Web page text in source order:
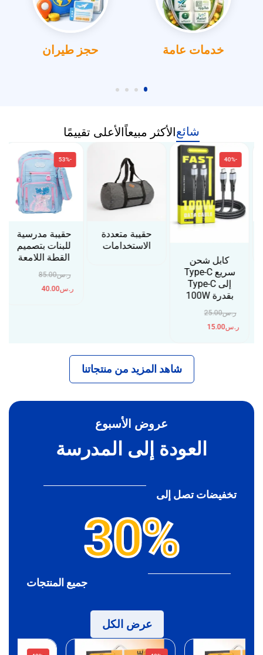
خدمات عامة حجز طيران
شائعالأكثر مبيعاًالأعلى تقييمًا
كابل شحن
سريع Type-C
إلى Type-C
بقدرة 100W
ر.س25.00
ر.س15.00
حقيبة متعددة
الاستخدامات
حقيبة مدرسية
للبنات بتصميم
القطة اللامعة
ر.س85.00
ر.س40.00
شاهد المزيد من منتجاتنا
عروض الأسبوع
العودة إلى المدرسة
تخفيضات تصل إلى
30%
جميع المنتجات
عرض الكل